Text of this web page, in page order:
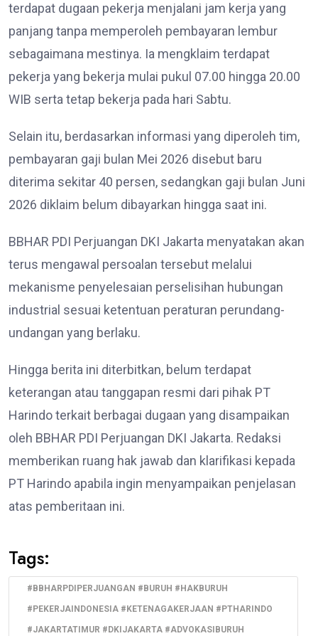
terdapat dugaan pekerja menjalani jam kerja yang
panjang tanpa memperoleh pembayaran lembur
sebagaimana mestinya. Ia mengklaim terdapat
pekerja yang bekerja mulai pukul 07.00 hingga 20.00
WIB serta tetap bekerja pada hari Sabtu.
Selain itu, berdasarkan informasi yang diperoleh tim,
pembayaran gaji bulan Mei 2026 disebut baru
diterima sekitar 40 persen, sedangkan gaji bulan Juni
2026 diklaim belum dibayarkan hingga saat ini.
BBHAR PDI Perjuangan DKI Jakarta menyatakan akan
terus mengawal persoalan tersebut melalui
mekanisme penyelesaian perselisihan hubungan
industrial sesuai ketentuan peraturan perundang-
undangan yang berlaku.
Hingga berita ini diterbitkan, belum terdapat
keterangan atau tanggapan resmi dari pihak PT
Harindo terkait berbagai dugaan yang disampaikan
oleh BBHAR PDI Perjuangan DKI Jakarta. Redaksi
memberikan ruang hak jawab dan klarifikasi kepada
PT Harindo apabila ingin menyampaikan penjelasan
atas pemberitaan ini.
Tags:
#BBHARPDIPERJUANGAN #BURUH #HAKBURUH
#PEKERJAINDONESIA #KETENAGAKERJAAN #PTHARINDO
#JAKARTATIMUR #DKIJAKARTA #ADVOKASIBURUH